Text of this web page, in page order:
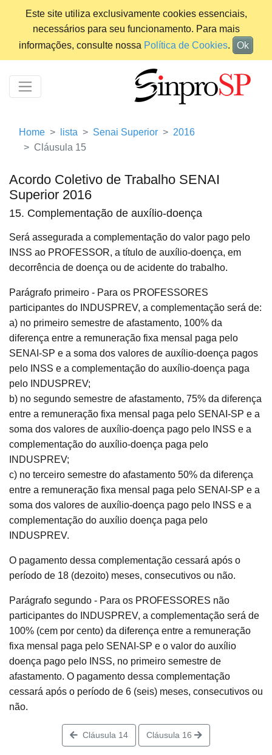
Este site utiliza exclusivamente cookies essenciais,
necessários para seu funcionamento. Para mais
informações, consulte nossa Política de Cookies. Ok
Home lista Senai Superior
2016
Cláusula 15
Acordo Coletivo de Trabalho SENAI
Superior 2016
15. Complementação de auxílio-doença
Será assegurada a complementação do valor pago pelo
INSS ao PROFESSOR, a título de auxílio-doença, em
decorrência de doença ou de acidente do trabalho.
Parágrafo primeiro - Para os PROFESSORES
participantes do INDUSPREV, a complementação será de:
a) no primeiro semestre de afastamento, 100% da
diferença entre a remuneração fixa mensal paga pelo
SENAI-SP e a soma dos valores de auxílio-doença pagos
pelo INSS e a complementação do auxílio-doença paga
pelo INDUSPREV;
b) no segundo semestre de afastamento, 75% da diferença
entre a remuneração fixa mensal paga pelo SENAI-SP e a
soma dos valores de auxílio-doença pago pelo INSS e a
complementação do auxílio-doença paga pelo
INDUSPREV;
c) no terceiro semestre do afastamento 50% da diferença
entre a remuneração fixa mensal paga pelo SENAI-SP e a
soma dos valores de auxílio-doença pago pelo INSS e a
complementação do auxílio doença paga pelo
INDUSPREV.
O pagamento dessa complementação cessará após o
período de 18 (dezoito) meses, consecutivos ou não.
Parágrafo segundo - Para os PROFESSORES não
participantes do INDUSPREV, a complementação será de
100% (cem por cento) da diferença entre a remuneração
fixa mensal paga pelo SENAI-SP e o valor do auxílio
doença pago pelo INSS, no primeiro semestre de
afastamento. O pagamento dessa complementação
cessará após o período de 6 (seis) meses, consecutivos ou
não.
Cláusula 14 Cláusula 16